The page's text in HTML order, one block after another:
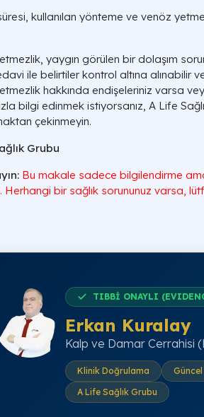
kullanılan yönteme ve venöz
yaygın görülen bir dolaşım
ile belirtiler kontrol altına alınabilir
hakkında endişeleriniz varsa
bilgi edinmek istiyorsanız, A Life
çekinmeyin.
Grubu
Bu makale sadece bilgilendirme
bir sağlık sorununuz varsa,
TIBBİ ONAYLI
Erkan Kuralay
Kalp ve Damar Cerrahisi
Klinik Doğrulama
Güncel
A Life Sağlık Grubu